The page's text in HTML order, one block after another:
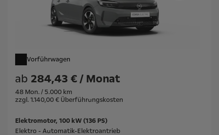
Vorführwagen
ab 284,43 € / Monat
48 Mon. / 5.000 km
zzgl. 1.140,00 € Überführungskosten
Elektromotor, 100 kW (136 PS)
Elektro - Automatik-Elektroantrieb